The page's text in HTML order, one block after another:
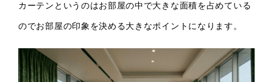
カーテンというのはお部屋の中で大きな面積を占めている
のでお部屋の印象を決める大きなポイントになります。